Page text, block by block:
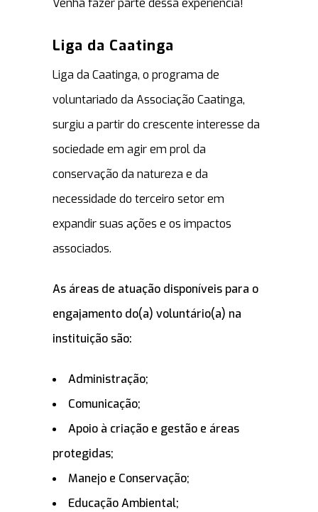
Venha fazer parte dessa experiência!
Liga da Caatinga
Liga da Caatinga, o programa de
voluntariado da Associação Caatinga,
surgiu a partir do crescente interesse da
sociedade em agir em prol da
conservação da natureza e da
necessidade do terceiro setor em
expandir suas ações e os impactos
associados.
As áreas de atuação disponíveis para o
engajamento do(a) voluntário(a) na
instituição são:
Administração;
Comunicação;
Apoio à criação e gestão e áreas
protegidas;
Manejo e Conservação;
Educação Ambiental;